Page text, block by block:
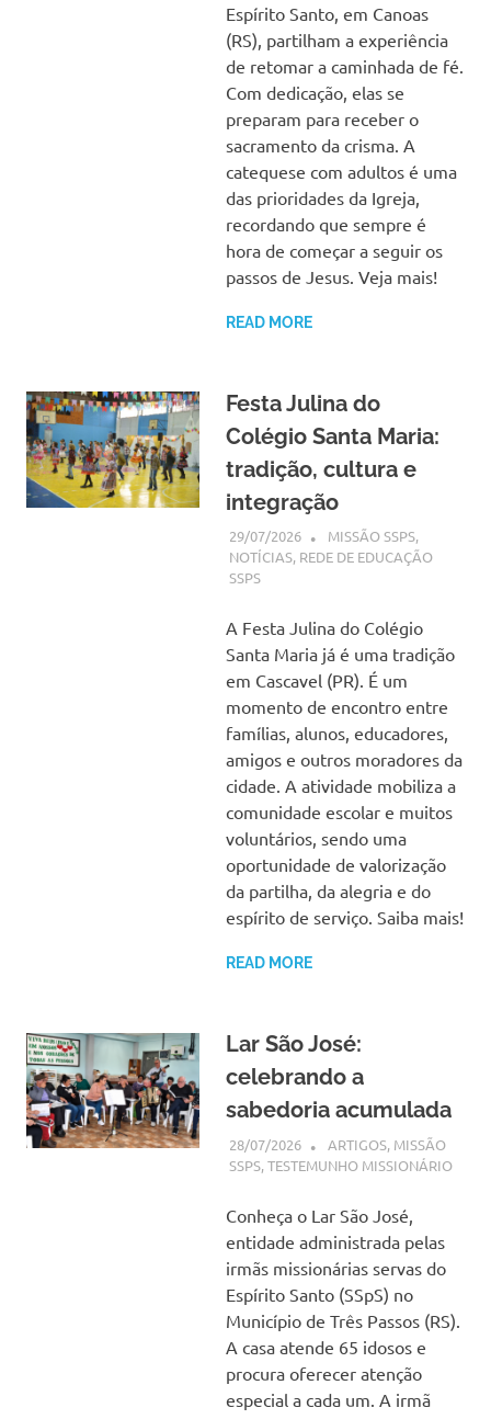
Espírito Santo, em Canoas
(RS), partilham a experiência
de retomar a caminhada de fé.
Com dedicação, elas se
preparam para receber o
sacramento da crisma. A
catequese com adultos é uma
das prioridades da Igreja,
recordando que sempre é
hora de começar a seguir os
passos de Jesus. Veja mais!
READ MORE
Festa Julina do
Colégio Santa Maria:
tradição, cultura e
integração
29/07/2026 SSPS BRASIL
MISSÃO SSPS,
NOTÍCIAS, REDE DE EDUCAÇÃO
SSPS
A Festa Julina do Colégio
Santa Maria já é uma tradição
em Cascavel (PR). É um
momento de encontro entre
famílias, alunos, educadores,
amigos e outros moradores da
cidade. A atividade mobiliza a
comunidade escolar e muitos
voluntários, sendo uma
oportunidade de valorização
da partilha, da alegria e do
espírito de serviço. Saiba mais!
READ MORE
Lar São José:
celebrando a
sabedoria acumulada
28/07/2026 SSPS BRASIL
ARTIGOS, MISSÃO
SSPS,TESTEMUNHO MISSIONÁRIO
Conheça o Lar São José,
entidade administrada pelas
irmãs missionárias servas do
Espírito Santo (SSpS) no
Município de Três Passos (RS).
A casa atende 65 idosos e
procura oferecer atenção
especial a cada um. A irmã